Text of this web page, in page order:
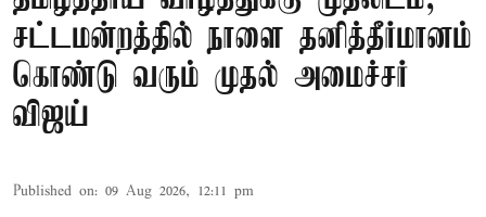
சட்டமன்றத்தில் நாளை தனித்தீர்மானம்
கொண்டு வரும் முதல் அமைச்சர்
விஜய்
Published on: 09 Aug 2026, 12:11 pm